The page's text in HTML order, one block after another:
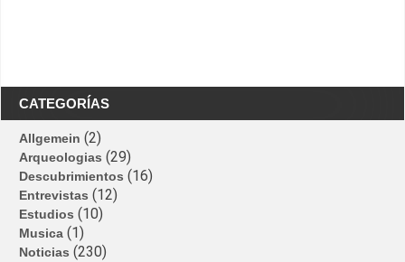
CATEGORÍAS
Allgemein (2)
Arqueologias (29)
Descubrimientos (16)
Entrevistas (12)
Estudios (10)
Musica (1)
Noticias (230)